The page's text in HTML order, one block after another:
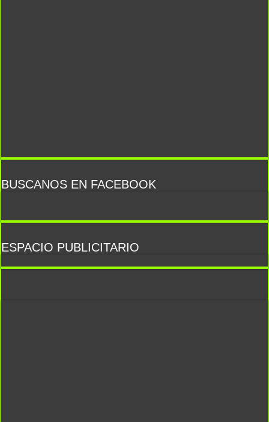
BUSCANOS EN FACEBOOK
ESPACIO PUBLICITARIO